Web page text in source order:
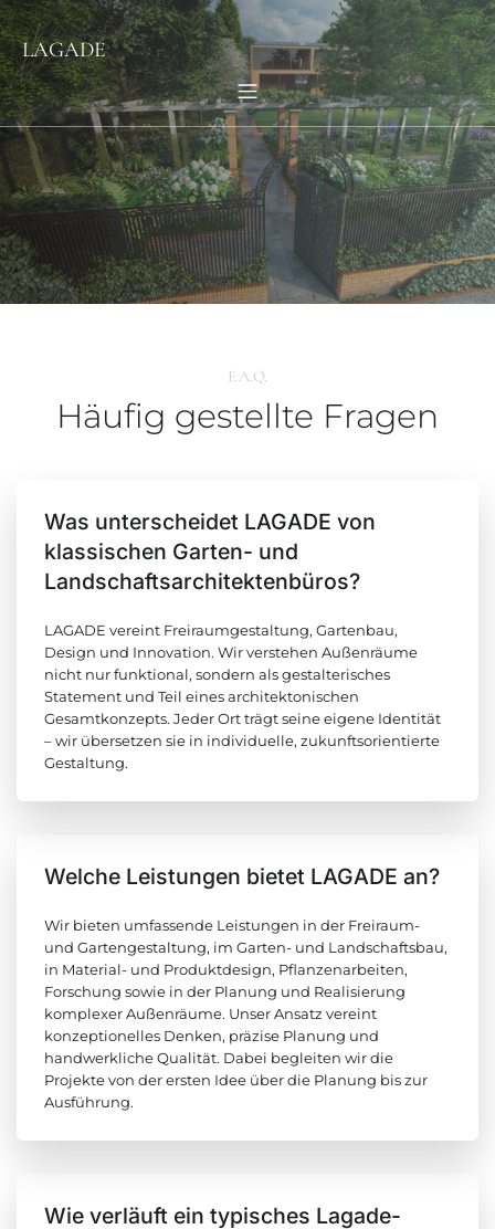
LAGADE
F.A.Q.
Häufig gestellte Fragen
Was unterscheidet LAGADE von
klassischen Garten- und
Landschaftsarchitektenbüros?
LAGADE vereint Freiraumgestaltung, Gartenbau,
Design und Innovation. Wir verstehen Außenräume
nicht nur funktional, sondern als gestalterisches
Statement und Teil eines architektonischen
Gesamtkonzepts. Jeder Ort trägt seine eigene Identität
– wir übersetzen sie in individuelle, zukunftsorientierte
Gestaltung.
Welche Leistungen bietet LAGADE an?
Wir bieten umfassende Leistungen in der Freiraum-
und Gartengestaltung, im Garten- und Landschaftsbau,
in Material- und Produktdesign, Pflanzenarbeiten,
Forschung sowie in der Planung und Realisierung
komplexer Außenräume. Unser Ansatz vereint
konzeptionelles Denken, präzise Planung und
handwerkliche Qualität. Dabei begleiten wir die
Projekte von der ersten Idee über die Planung bis zur
Ausführung.
Wie verläuft ein typisches Lagade-